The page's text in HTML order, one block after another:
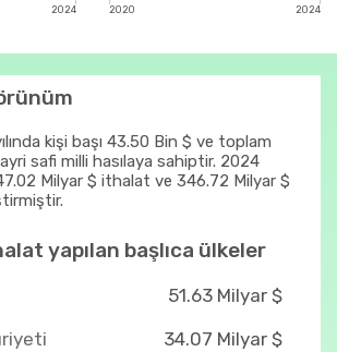
2024 2020 2024
kişi başı 43.50 Bin $ ve toplam
safi milli hasılaya sahiptir. 2024
Milyar $ ithalat ve 346.72 Milyar $
yapılan başlıca ülkeler
51.63 Milyar $
34.07 Milyar $